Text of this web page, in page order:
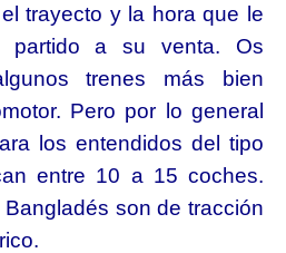
trayecto y la hora que le
a su venta. Os
trenes más bien
Pero por lo general
los entendidos del tipo
entre 10 a 15 coches.
son de tracción